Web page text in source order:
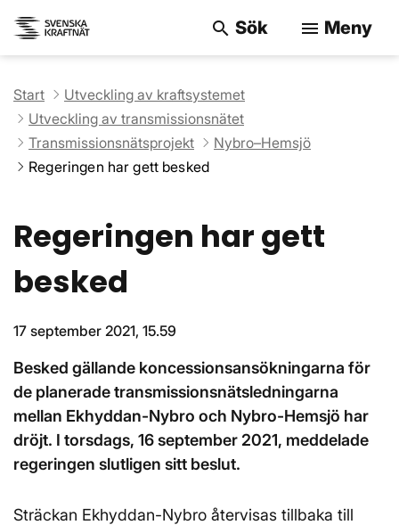
search Sök menu Meny
Start
Utveckling av kraftsystemet
Utveckling av transmissionsnätet
Transmissionsnätsprojekt
Nybro–Hemsjö
Regeringen har gett besked
Regeringen har gett
besked
17 september 2021, 15.59
Besked gällande koncessionsansökningarna för
de planerade transmissionsnätsledningarna
mellan Ekhyddan-Nybro och Nybro-Hemsjö har
dröjt. I torsdags, 16 september 2021, meddelade
regeringen slutligen sitt beslut.
Sträckan Ekhyddan-Nybro återvisas tillbaka till